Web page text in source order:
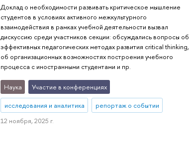
Доклад о необходимости развивать критическое мышление
студентов в условиях активного межкультурного
взаимодействия в рамках учебной деятельности вызвал
дискуссию среди участников секции: обсуждались вопросы об
эффективных педагогических методах развития critical thinking,
об организационных возможностях построения учебного
процесса с иностранными студентами и пр.
Наука Участие в конференциях
исследования и аналитика
репортаж о событии
12 ноября, 2025 г.